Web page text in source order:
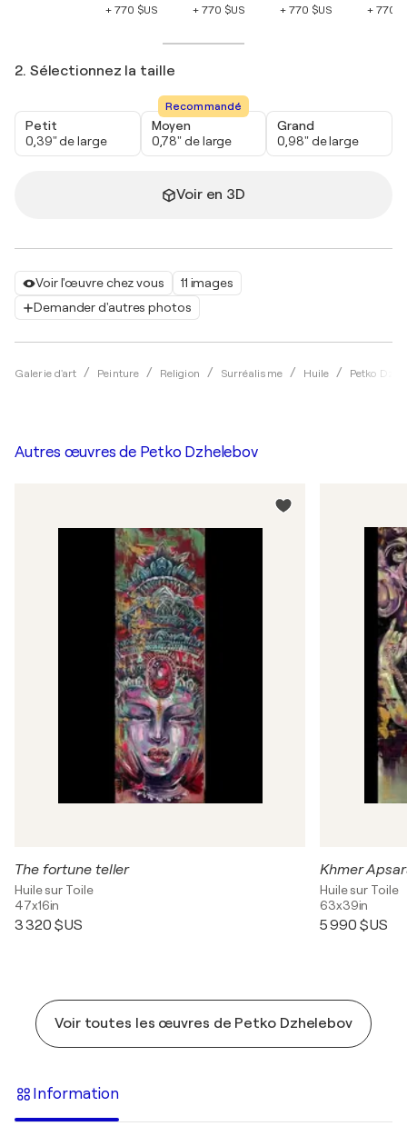
Voir l'œuvre chez vous
11 images
Demander d'autres photos
Galerie d'art Peinture Religion Surréalisme Huile Petko
+ 770 $US
+ 770 $US
+ 770 $US
+ 770
2. Sélectionnez la taille
Petit
0,39" de large
Recommandé
Moyen
0,78" de large
Grand
0,98" de large
Voir en 3D
Autres œuvres de Petko Dzhelebov
The fortune teller
Huile sur Toile
47x16in
3 320 $US
Khmer
Huile sur Toile
63x39in
5 990 $US
Voir toutes les œuvres de Petko Dzhelebov
Information